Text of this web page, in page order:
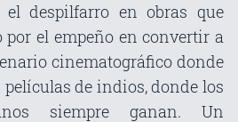
despilfarro en obras que
el empeño en convertir a
cinematográfico donde
de indios, donde los
siempre ganan. Un